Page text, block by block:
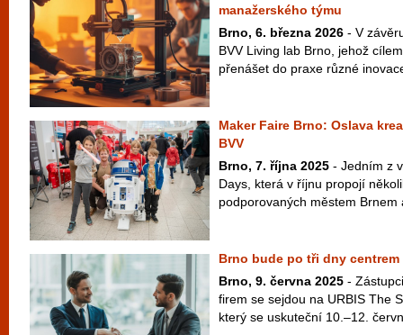
manažerského týmu
Brno, 6. března 2026 - V
BVV Living lab Brno, jehož
přenášet do praxe různé
Maker Faire Brno: Oslava
BVV
Brno, 7. října 2025 - Jedním z
Days, která v říjnu propojí
podporovaných městem Brnem
Brno bude po tři dny
Brno, 9. června 2025 -
firem se sejdou na URBIS The
který se uskuteční 10.–12.